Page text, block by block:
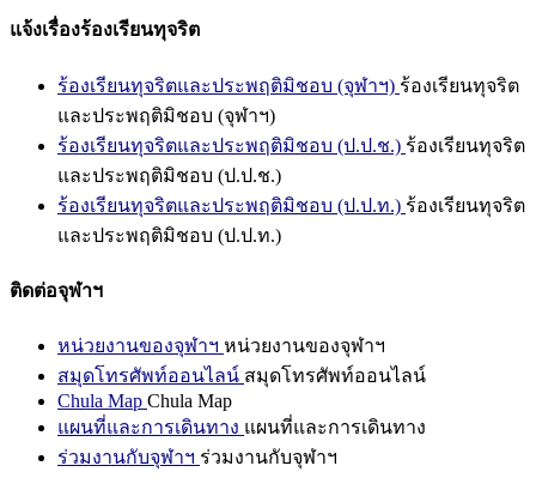
แจ้งเรื่องร้องเรียนทุจริต
ร้องเรียนทุจริตและประพฤติมิชอบ (จุฬาฯ) ร้องเรียนทุจริต
และประพฤติมิชอบ (จุฬาฯ)
ร้องเรียนทุจริตและประพฤติมิชอบ (ป.ป.ช.) ร้องเรียนทุจริต
และประพฤติมิชอบ (ป.ป.ช.)
ร้องเรียนทุจริตและประพฤติมิชอบ (ป.ป.ท.) ร้องเรียนทุจริต
และประพฤติมิชอบ (ป.ป.ท.)
ติดต่อจุฬาฯ
หน่วยงานของจุฬาฯ หน่วยงานของจุฬาฯ
สมุดโทรศัพท์ออนไลน์ สมุดโทรศัพท์ออนไลน์
Chula Map Chula Map
แผนที่และการเดินทาง แผนที่และการเดินทาง
ร่วมงานกับจุฬาฯ ร่วมงานกับจุฬาฯ